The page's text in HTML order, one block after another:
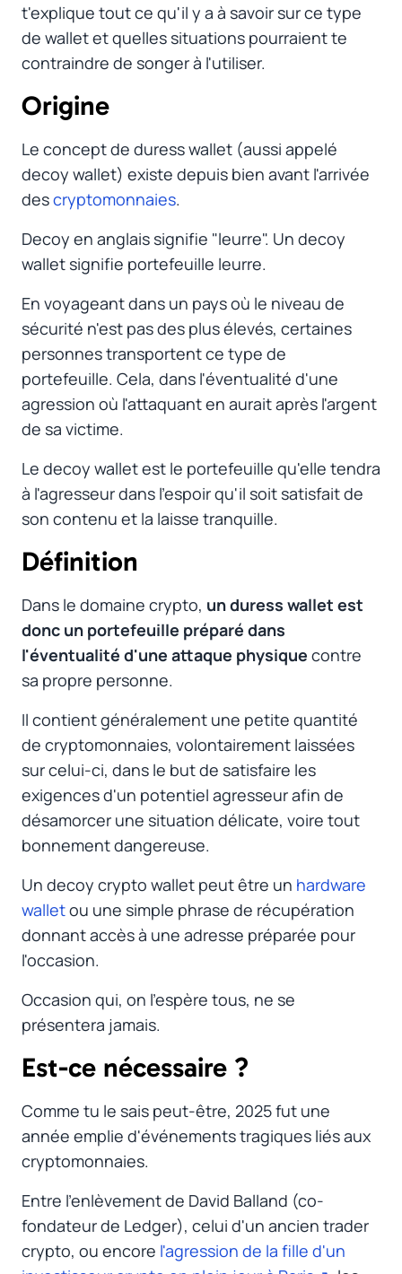
t'explique tout ce qu'il y a à savoir sur ce type
de wallet et quelles situations pourraient te
contraindre de songer à l'utiliser.
Origine
Le concept de duress wallet (aussi appelé
decoy wallet) existe depuis bien avant l'arrivée
descryptomonnaies.
Decoy en anglais signifie "leurre". Un decoy
wallet signifie portefeuille leurre.
En voyageant dans un pays où le niveau de
sécurité n'est pas des plus élevés, certaines
personnes transportent ce type de
portefeuille. Cela, dans l'éventualité d'une
agression où l'attaquant en aurait après l'argent
de sa victime.
Le decoy wallet est le portefeuille qu'elle tendra
à l'agresseur dans l'espoir qu'il soit satisfait de
son contenu et la laisse tranquille.
Définition
Dans le domaine crypto, un duress wallet est
donc un portefeuille préparé dans
l'éventualité d'une attaque physique contre
sa propre personne.
Il contient généralement une petite quantité
de cryptomonnaies, volontairement laissées
sur celui-ci, dans le but de satisfaire les
exigences d'un potentiel agresseur afin de
désamorcer une situation délicate, voire tout
bonnement dangereuse.
Un decoy crypto wallet peut être un hardware
walletou une simple phrase de récupération
donnant accès à une adresse préparée pour
l'occasion.
Occasion qui, on l'espère tous, ne se
présentera jamais.
Est-ce nécessaire ?
Comme tu le sais peut-être, 2025 fut une
année emplie d'événements tragiques liés aux
cryptomonnaies.
Entre l'enlèvement de David Balland (co-
fondateur de Ledger), celui d'un ancien trader
crypto, ou encore l'agression de la fille d'un